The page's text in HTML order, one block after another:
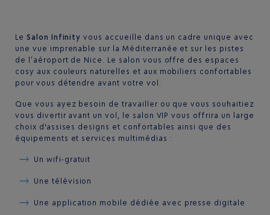
Le Salon Infinityvous accueille dans un cadre unique avec
une vue imprenable sur la Méditerranée et sur les pistes
de l’aéroport de Nice. Le salon vous offre des espaces
cosy aux couleurs naturelles et aux mobiliers confortables
pour vous détendre avant votre vol.
Que vous ayez besoin de travailler ou que vous souhaitiez
vous divertir avant un vol, le salon VIP vous offrira un large
choix d'assises designs et confortables ainsi que des
équipements et services multimédias :
Un wifi-gratuit
Une télévision
Une application mobile dédiée avec presse digitale